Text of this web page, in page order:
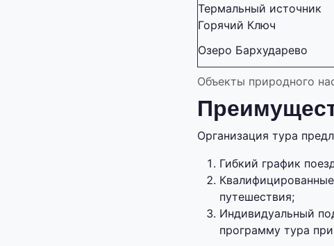
Объекты природного
Термальный источник
Горячий Ключ
Озеро Бархударево
Организация тура
Гибкий график
путешествия;
Индивидуальный
программу тура